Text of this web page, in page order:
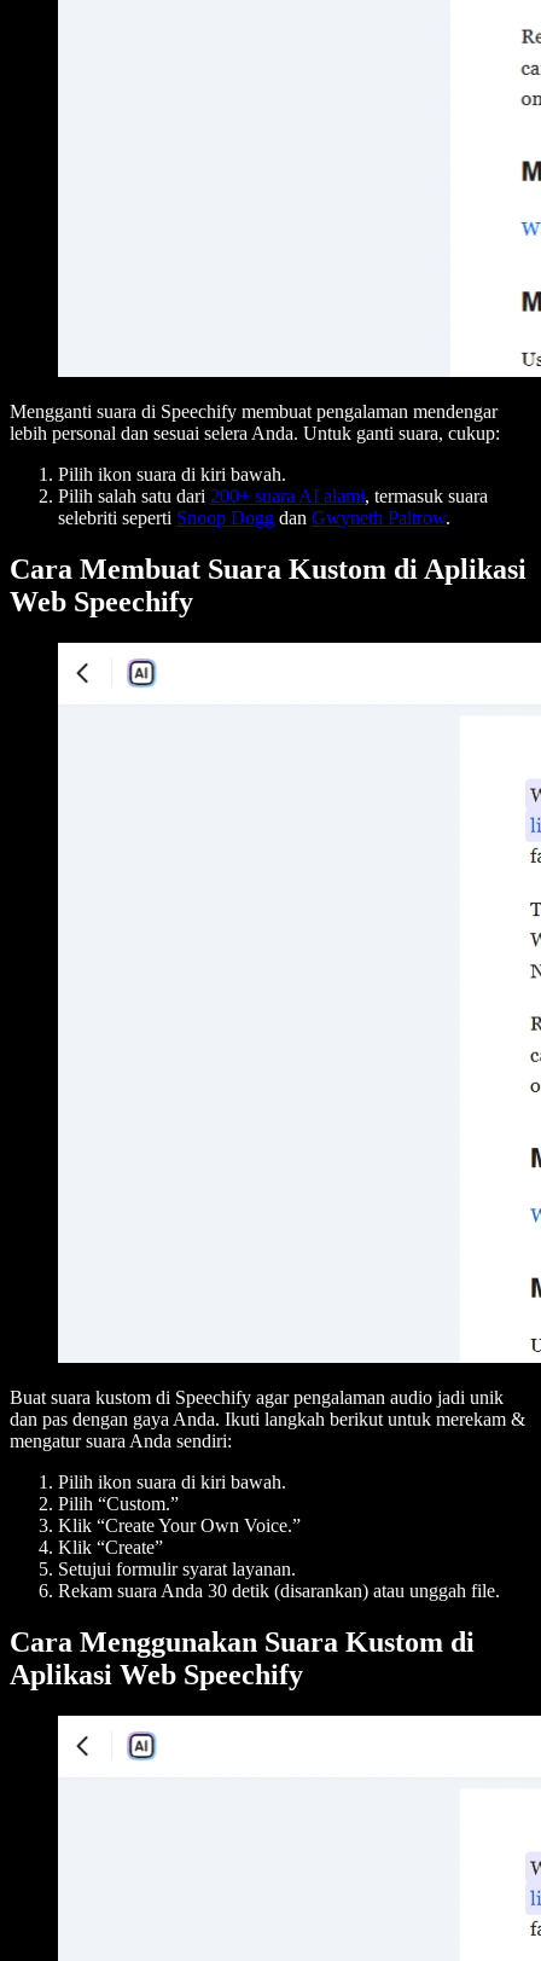
Mengganti suara di Speechify membuat pengalaman mendengar
lebih personal dan sesuai selera Anda. Untuk ganti suara, cukup:
Pilih ikon suara di kiri bawah.
Pilih salah satu dari 200+ suara AI alami, termasuk suara
selebriti seperti Snoop Dogg dan Gwyneth Paltrow.
Cara Membuat Suara Kustom di Aplikasi
Web Speechify
Buat suara kustom di Speechify agar pengalaman audio jadi unik
dan pas dengan gaya Anda. Ikuti langkah berikut untuk merekam &
mengatur suara Anda sendiri:
Pilih ikon suara di kiri bawah.
Pilih “Custom.”
Klik “Create Your Own Voice.”
Klik “Create”
Setujui formulir syarat layanan.
Rekam suara Anda 30 detik (disarankan) atau unggah file.
Cara Menggunakan Suara Kustom di
Aplikasi Web Speechify